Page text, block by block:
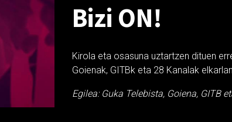
Bizi ON!
Kirola eta osasuna uztartzen dituen
Goienak, GITBk eta 28 Kanalak
Egilea: Guka Telebista, Goiena, GITB